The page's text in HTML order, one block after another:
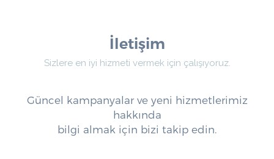
İletişim
Sizlere en iyi hizmeti vermek için çalışıyoruz.
Güncel kampanyalar ve yeni hizmetlerimiz
hakkında
bilgi almak için bizi takip edin.